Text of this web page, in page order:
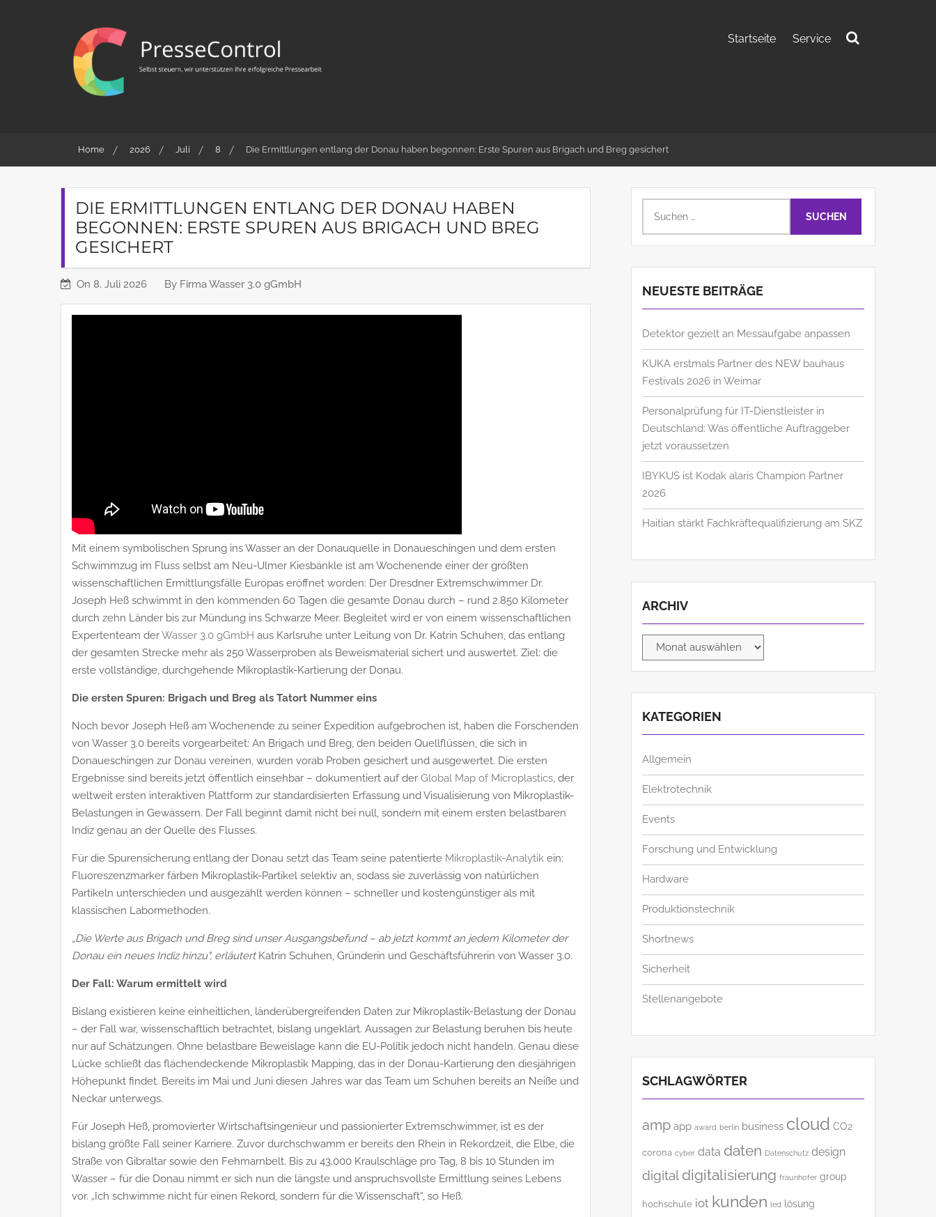
PresseControl
Pressearbeit
Startseite Service
Home 2026 Juli 8 Die Ermittlungen entlang der Donau haben begonnen: Erste Spuren aus Brigach und Breg gesichert
DIE ERMITTLUNGEN ENTLANG DER DONAU HABEN
BEGONNEN: ERSTE SPUREN AUS BRIGACH UND BREG
GESICHERT
On 8. Juli 2026 By Firma Wasser 3.0 gGmbH
Mit einem symbolischen Sprung ins Wasser an der Donauquelle in Donaueschingen und dem ersten
Schwimmzug im Fluss selbst am Neu-Ulmer Kiesbänkle ist am Wochenende einer der größten
wissenschaftlichen Ermittlungsfälle Europas eröffnet worden: Der Dresdner Extremschwimmer Dr.
Joseph Heß schwimmt in den kommenden 60 Tagen die gesamte Donau durch – rund 2.850 Kilometer
durch zehn Länder bis zur Mündung ins Schwarze Meer. Begleitet wird er von einem wissenschaftlichen
Expertenteam derWasser 3.0 gGmbH aus Karlsruhe unter Leitung von Dr. Katrin Schuhen, das entlang
der gesamten Strecke mehr als 250 Wasserproben als Beweismaterial sichert und auswertet. Ziel: die
erste vollständige, durchgehende Mikroplastik-Kartierung der Donau.
Die ersten Spuren: Brigach und Breg als Tatort Nummer eins
Noch bevor Joseph Heß am Wochenende zu seiner Expedition aufgebrochen ist, haben die Forschenden
von Wasser 3.0 bereits vorgearbeitet: An Brigach und Breg, den beiden Quellflüssen, die sich in
Donaueschingen zur Donau vereinen, wurden vorab Proben gesichert und ausgewertet. Die ersten
Ergebnisse sind bereits jetzt öffentlich einsehbar – dokumentiert auf der Global Map of Microplastics, der
weltweit ersten interaktiven Plattform zur standardisierten Erfassung und Visualisierung von Mikroplastik-
Belastungen in Gewässern. Der Fall beginnt damit nicht bei null, sondern mit einem ersten belastbaren
Indiz genau an der Quelle des Flusses.
Für die Spurensicherung entlang der Donau setzt das Team seine patentierte Mikroplastik-Analytik ein:
Fluoreszenzmarker färben Mikroplastik-Partikel selektiv an, sodass sie zuverlässig von natürlichen
Partikeln unterschieden und ausgezählt werden können – schneller und kostengünstiger als mit
klassischen Labormethoden.
„Die Werte aus Brigach und Breg sind unser Ausgangsbefund – ab jetzt kommt an jedem Kilometer der
Donau ein neues Indiz hinzu", erläutert Katrin Schuhen, Gründerin und Geschäftsführerin von Wasser 3.0.
Der Fall: Warum ermittelt wird
Bislang existieren keine einheitlichen, länderübergreifenden Daten zur Mikroplastik-Belastung der Donau
– der Fall war, wissenschaftlich betrachtet, bislang ungeklärt. Aussagen zur Belastung beruhen bis heute
nur auf Schätzungen. Ohne belastbare Beweislage kann die EU-Politik jedoch nicht handeln. Genau diese
Lücke schließt das flächendeckende Mikroplastik Mapping, das in der Donau-Kartierung den diesjährigen
Höhepunkt findet. Bereits im Mai und Juni diesen Jahres war das Team um Schuhen bereits an Neiße und
Neckar unterwegs.
Für Joseph Heß, promovierter Wirtschaftsingenieur und passionierter Extremschwimmer, ist es der
bislang größte Fall seiner Karriere. Zuvor durchschwamm er bereits den Rhein in Rekordzeit, die Elbe, die
Straße von Gibraltar sowie den Fehmarnbelt. Bis zu 43.000 Kraulschläge pro Tag, 8 bis 10 Stunden im
Wasser – für die Donau nimmt er sich nun die längste und anspruchsvollste Ermittlung seines Lebens
vor. „Ich schwimme nicht für einen Rekord, sondern für die Wissenschaft“, so Heß.
nach:
NEUESTE BEITRÄGE
Detektor gezielt an Messaufgabe anpassen
KUKA erstmals Partner des NEW bauhaus
Festivals 2026 in Weimar
Personalprüfung für IT-Dienstleister in
Deutschland: Was öffentliche Auftraggeber
jetzt voraussetzen
IBYKUS ist Kodak alaris Champion Partner
2026
Haitian stärkt Fachkräftequalifizierung am SKZ
ARCHIV
Archiv
KATEGORIEN
Allgemein
Elektrotechnik
Events
Forschung und Entwicklung
Hardware
Produktionstechnik
Shortnews
Sicherheit
Stellenangebote
SCHLAGWÖRTER
amp app award berlin business cloud CO2
corona cyber data daten Datenschutz design
digital digitalisierung fraunhofer group
hochschule iot kunden led lösung